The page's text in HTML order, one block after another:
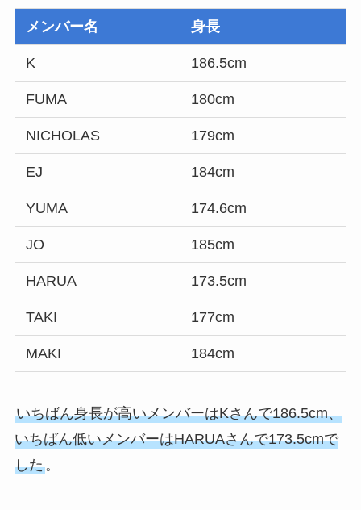
メンバー名 身長
K 186.5cm
FUMA 180cm
NICHOLAS 179cm
EJ 184cm
YUMA 174.6cm
JO 185cm
HARUA 173.5cm
TAKI 177cm
MAKI 184cm
いちばん身長が高いメンバーはKさんで186.5cm、
いちばん低いメンバーはHARUAさんで173.5cmで
した。